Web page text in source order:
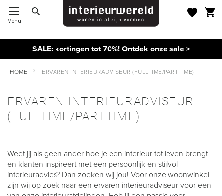
Menu
SALE: kortingen tot 70%!Ontdek onze sale >
HOME ERVAREN INTERIEURADVISEUR (FULLTIME/PARTTIME)
ERVAREN INTERIEURADVISEUR
(FULLTIME/PARTTIME)
Weet jij als geen ander hoe je een interieur tot leven brengt
en klanten inspireert met een persoonlijk en stijlvol
interieuradvies? Dan zoeken wij jou! Voor onze woonwinkel
zijn wij op zoek naar een ervaren interieuradviseur voor een